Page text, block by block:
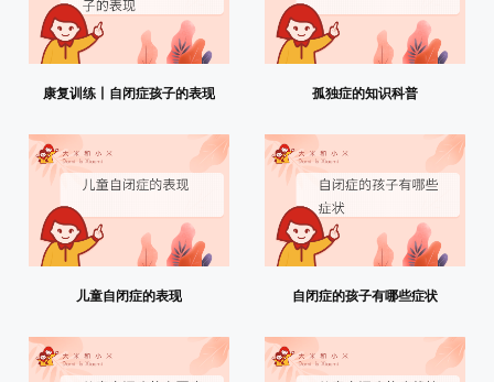
康复训练丨自闭症孩子的表现 孤独症的知识科普
儿童自闭症的表现 自闭症的孩子有哪些症状